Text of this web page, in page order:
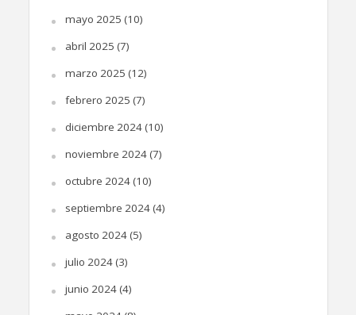
mayo 2025 (10)
abril 2025 (7)
marzo 2025 (12)
febrero 2025 (7)
diciembre 2024(10)
noviembre 2024(7)
octubre 2024(10)
septiembre 2024(4)
agosto 2024(5)
julio 2024(3)
junio 2024(4)